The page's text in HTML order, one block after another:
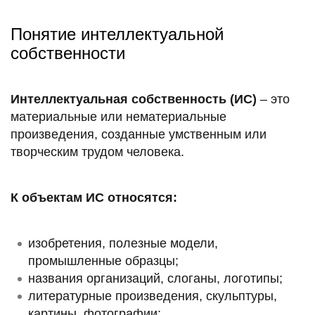
Понятие интеллектуальной
собственности
Интеллектуальная собственность (ИС) – это
материальные или нематериальные
произведения, созданные умственным или
творческим трудом человека.
К объектам ИС относятся:
изобретения, полезные модели,
промышленные образцы;
названия организаций, слоганы, логотипы;
литературные произведения, скульптуры,